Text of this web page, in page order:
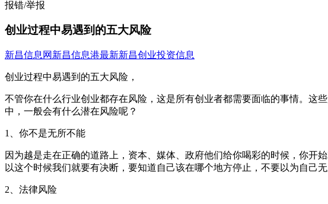
报错/举报
创业过程中易遇到的五大风险
新昌信息网 新昌信息港最新新昌创业投资信息
创业过程中易遇到的五大风险，
不管你在什么行业创业都存在风险，这是所有创业者都需要面临的事情。这
中，一般会有什么潜在风险呢？
1、你不是无所不能
因为越是走在正确的道路上，资本、媒体、政府他们给你喝彩的时候，你开
以这个时候我们就要有决断，要知道自己该在哪个地方停止，不要以为自己
2、法律风险